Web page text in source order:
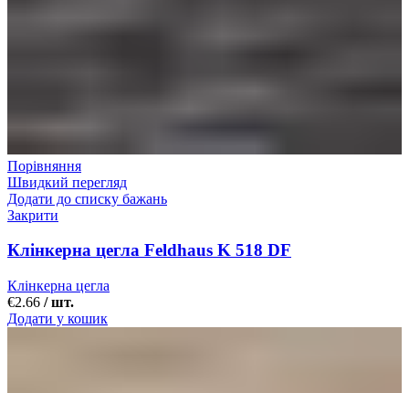
Порівняння
Швидкий перегляд
Додати до списку бажань
Закрити
Клінкерна цегла Feldhaus K 518 DF
Клінкерна цегла
€2.66 / шт.
Додати у кошик